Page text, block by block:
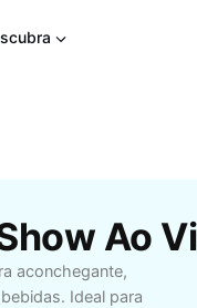
aconchegante,
Ideal para